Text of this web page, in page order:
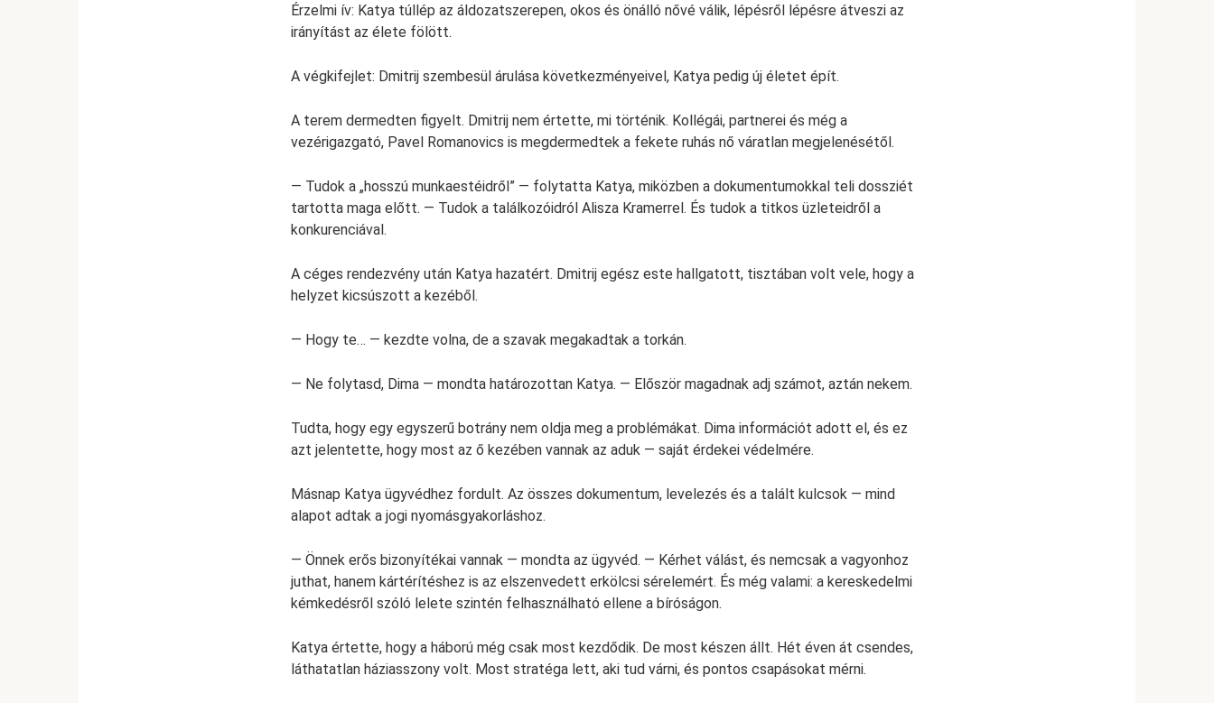
Érzelmi ív: Katya túllép az áldozatszerepen, okos és önálló nővé válik, lépésről lépésre átveszi az
irányítást az élete fölött.
A végkifejlet: Dmitrij szembesül árulása következményeivel, Katya pedig új életet épít.
A terem dermedten figyelt. Dmitrij nem értette, mi történik. Kollégái, partnerei és még a
vezérigazgató, Pavel Romanovics is megdermedtek a fekete ruhás nő váratlan megjelenésétől.
— Tudok a „hosszú munkaestéidről” — folytatta Katya, miközben a dokumentumokkal teli dossziét
tartotta maga előtt. — Tudok a találkozóidról Alisza Kramerrel. És tudok a titkos üzleteidről a
konkurenciával.
A céges rendezvény után Katya hazatért. Dmitrij egész este hallgatott, tisztában volt vele, hogy a
helyzet kicsúszott a kezéből.
— Hogy te… — kezdte volna, de a szavak megakadtak a torkán.
— Ne folytasd, Dima — mondta határozottan Katya. — Először magadnak adj számot, aztán nekem.
Tudta, hogy egy egyszerű botrány nem oldja meg a problémákat. Dima információt adott el, és ez
azt jelentette, hogy most az ő kezében vannak az aduk — saját érdekei védelmére.
Másnap Katya ügyvédhez fordult. Az összes dokumentum, levelezés és a talált kulcsok — mind
alapot adtak a jogi nyomásgyakorláshoz.
— Önnek erős bizonyítékai vannak — mondta az ügyvéd. — Kérhet válást, és nemcsak a vagyonhoz
juthat, hanem kártérítéshez is az elszenvedett erkölcsi sérelemért. És még valami: a kereskedelmi
kémkedésről szóló lelete szintén felhasználható ellene a bíróságon.
Katya értette, hogy a háború még csak most kezdődik. De most készen állt. Hét éven át csendes,
láthatatlan háziasszony volt. Most stratéga lett, aki tud várni, és pontos csapásokat mérni.